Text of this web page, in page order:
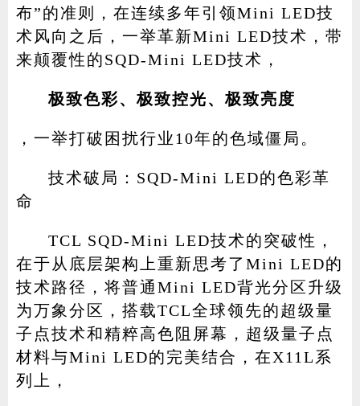
布”的准则，在连续多年引领Mini LED技
术风向之后，一举革新Mini LED技术，带
来颠覆性的SQD-Mini LED技术，
极致色彩、极致控光、极致亮度
，一举打破困扰行业10年的色域僵局。
技术破局：SQD-Mini LED的色彩革
命
TCL SQD-Mini LED技术的突破性，
在于从底层架构上重新思考了Mini LED的
技术路径，将普通Mini LED背光分区升级
为万象分区，搭载TCL全球领先的超级量
子点技术和精粹高色阻屏幕，超级量子点
材料与Mini LED的完美结合，在X11L系
列上，